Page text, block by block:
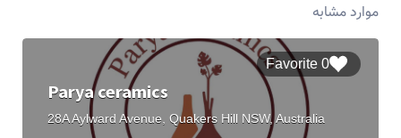
موارد مشابه
0 Favorite
Parya ceramics
28A Aylward Avenue, Quakers Hill NSW, Australia